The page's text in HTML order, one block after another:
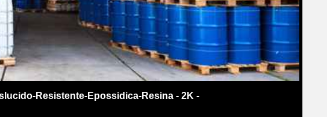
Resistente-Epossidica-Resina - 2K -